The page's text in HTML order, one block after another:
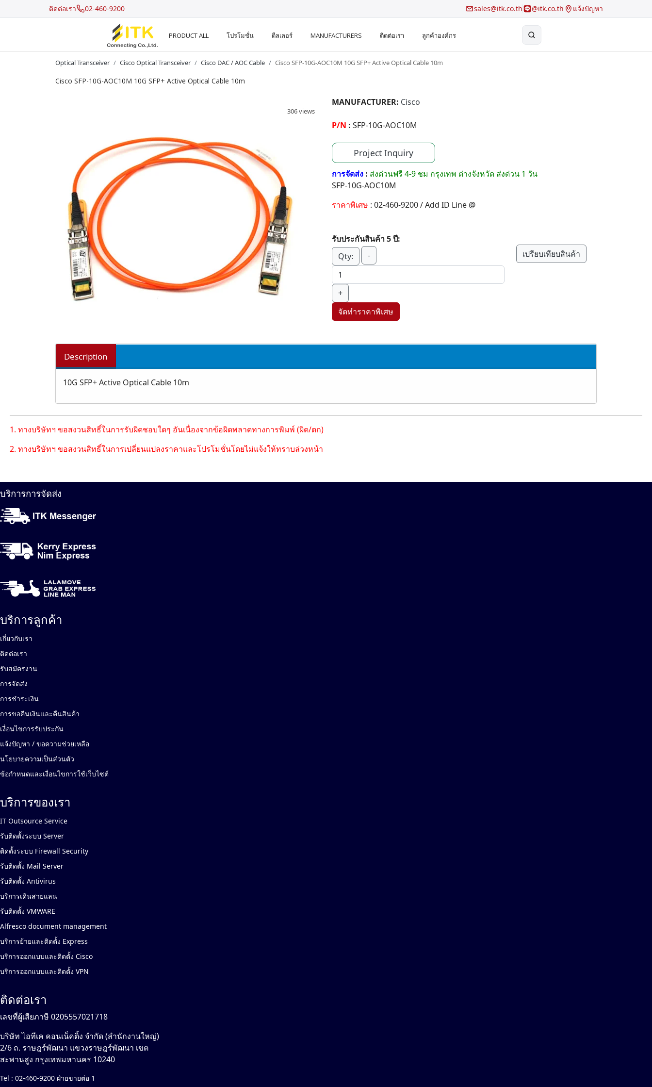
ติดต่อเรา 02-460-9200 sales@itk.co.th @itk.co.th แจ้งปัญหา
PRODUCT ALL โปรโมชั่น ดีลเลอร์ MANUFACTURERS ติดต่อเรา ลูกค้าองค์กร
Optical Transceiver Cisco Optical Transceiver Cisco DAC / AOC Cable Cisco SFP-10G-AOC10M 10G SFP+ Active Optical Cable 10m
Cisco SFP-10G-AOC10M 10G SFP+ Active Optical Cable 10m
306 views
MANUFACTURER: Cisco
P/N : SFP-10G-AOC10M
Project Inquiry
การจัดส่ง : ส่งด่วนฟรี 4-9 ชม กรุงเทพ ต่างจังหวัด ส่งด่วน 1 วัน
SFP-10G-AOC10M
ราคาพิเศษ : 02-460-9200 / Add ID Line @
รับประกันสินค้า 5 ปี:
Qty:
-
+
จัดทำราคาพิเศษ
เปรียบเทียบสินค้า
Description
10G SFP+ Active Optical Cable 10m
1. ทางบริษัทฯ ขอสงวนสิทธิ์ในการรับผิดชอบใดๆ อันเนื่องจากข้อผิดพลาดทางการพิมพ์ (ผิด/ตก)
2. ทางบริษัทฯ ขอสงวนสิทธิ์ในการเปลี่ยนแปลงราคาและโปรโมชั่นโดยไม่แจ้งให้ทราบล่วงหน้า
บริการการจัดส่ง
บริการลูกค้า
เกี่ยวกับเรา
ติดต่อเรา
รับสมัครงาน
การจัดส่ง
การชำระเงิน
การขอคืนเงินและคืนสินค้า
เงื่อนไขการรับประกัน
แจ้งปัญหา / ขอความช่วยเหลือ
นโยบายความเป็นส่วนตัว
ข้อกำหนดและเงื่อนไขการใช้เว็บไซต์
บริการของเรา
IT Outsource Service
รับติดตั้งระบบ Server
ติดตั้งระบบ Firewall Security
รับติดตั้ง Mail Server
รับติดตั้ง Antivirus
บริการเดินสายแลน
รับติดตั้ง VMWARE
Alfresco document management
บริการย้ายและติดตั้ง Express
บริการออกแบบและติดตั้ง Cisco
บริการออกแบบและติดตั้ง VPN
ติดต่อเรา
เลขที่ผู้เสียภาษี 0205557021718
บริษัท ไอทีเค คอนเน็คติ้ง จำกัด (สำนักงานใหญ่)
2/6 ถ. ราษฎร์พัฒนา แขวงราษฎร์พัฒนา เขต
สะพานสูง กรุงเทพมหานคร 10240
Tel : 02-460-9200 ฝ่ายขายต่อ 1